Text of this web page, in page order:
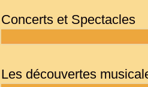
Playlist Music Radio
les interview de
Concerts et Spectacles
Les découvertes